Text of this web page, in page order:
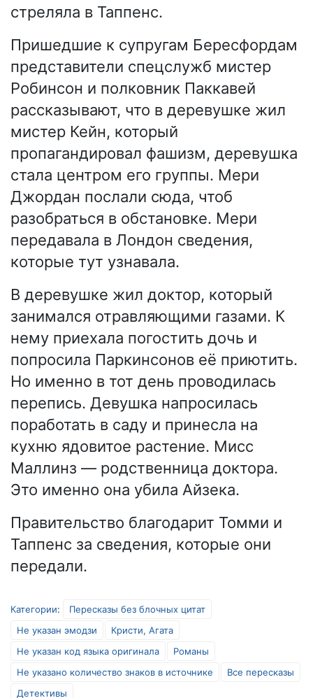
стреляла в Таппенс.
Пришедшие к супругам Бересфордам
представители спецслужб мистер
Робинсон и полковник Паккавей
рассказывают, что в деревушке жил
мистер Кейн, который
пропагандировал фашизм, деревушка
стала центром его группы. Мери
Джордан послали сюда, чтоб
разобраться в обстановке. Мери
передавала в Лондон сведения,
которые тут узнавала.
В деревушке жил доктор, который
занимался отравляющими газами. К
нему приехала погостить дочь и
попросила Паркинсонов её приютить.
Но именно в тот день проводилась
перепись. Девушка напросилась
поработать в саду и принесла на
кухню ядовитое растение. Мисс
Маллинз — родственница доктора.
Это именно она убила Айзека.
Правительство благодарит Томми и
Таппенс за сведения, которые они
передали.
Категории:
Пересказы без блочных цитат
Не указан эмодзи
Кристи, Агата
Не указан код языка оригинала
Романы
Не указано количество знаков в источнике
Все пересказы
Детективы